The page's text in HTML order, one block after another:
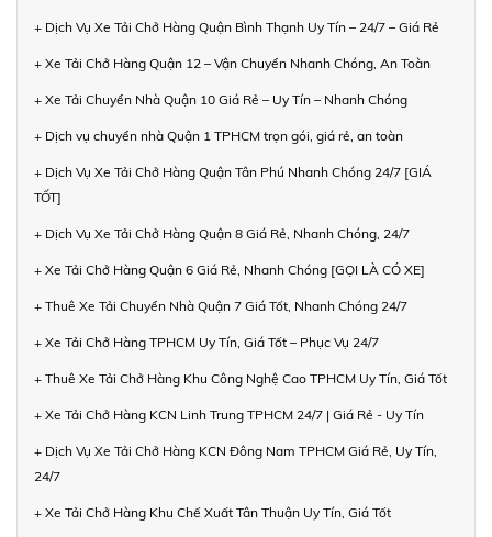
+ Dịch Vụ Xe Tải Chở Hàng Quận Bình Thạnh Uy Tín – 24/7 – Giá Rẻ
+ Xe Tải Chở Hàng Quận 12 – Vận Chuyển Nhanh Chóng, An Toàn
+ Xe Tải Chuyển Nhà Quận 10 Giá Rẻ – Uy Tín – Nhanh Chóng
+ Dịch vụ chuyển nhà Quận 1 TPHCM trọn gói, giá rẻ, an toàn
+ Dịch Vụ Xe Tải Chở Hàng Quận Tân Phú Nhanh Chóng 24/7 [GIÁ
TỐT]
+ Dịch Vụ Xe Tải Chở Hàng Quận 8 Giá Rẻ, Nhanh Chóng, 24/7
+ Xe Tải Chở Hàng Quận 6 Giá Rẻ, Nhanh Chóng [GỌI LÀ CÓ XE]
+ Thuê Xe Tải Chuyển Nhà Quận 7 Giá Tốt, Nhanh Chóng 24/7
+ Xe Tải Chở Hàng TPHCM Uy Tín, Giá Tốt – Phục Vụ 24/7
+ Thuê Xe Tải Chở Hàng Khu Công Nghệ Cao TPHCM Uy Tín, Giá Tốt
+ Xe Tải Chở Hàng KCN Linh Trung TPHCM 24/7 | Giá Rẻ - Uy Tín
+ Dịch Vụ Xe Tải Chở Hàng KCN Đông Nam TPHCM Giá Rẻ, Uy Tín,
24/7
+ Xe Tải Chở Hàng Khu Chế Xuất Tân Thuận Uy Tín, Giá Tốt